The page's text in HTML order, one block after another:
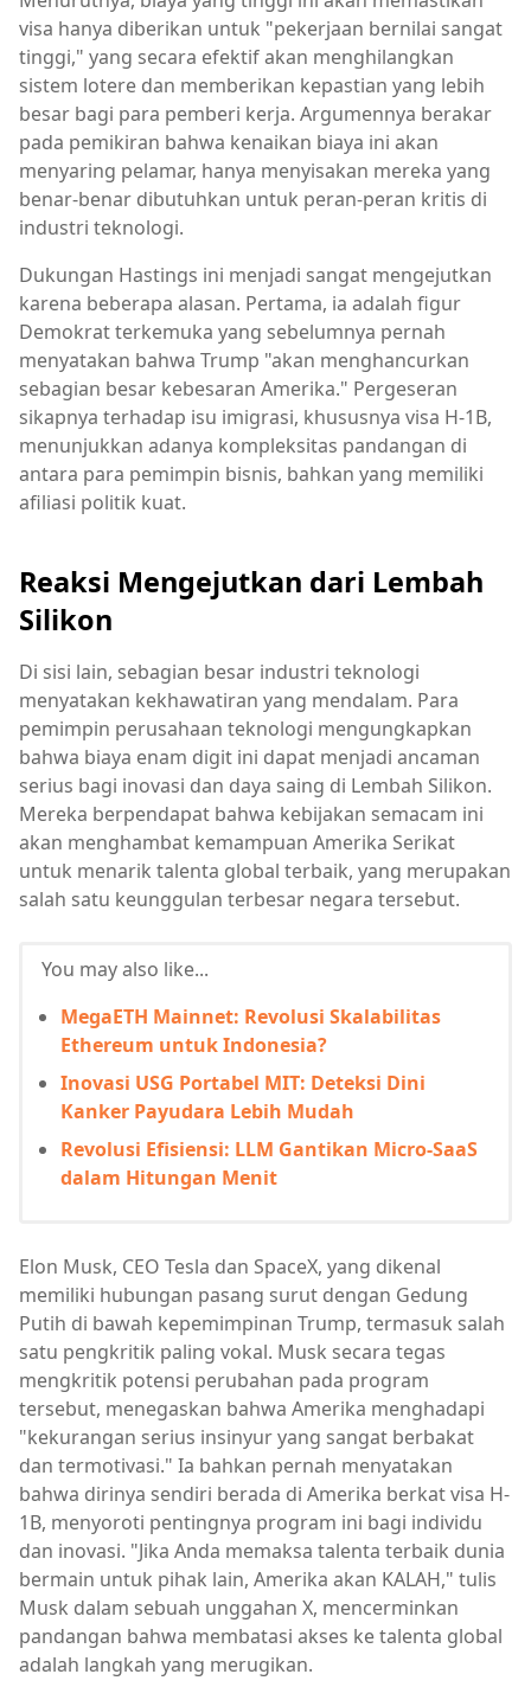
visa hanya diberikan untuk "pekerjaan bernilai sangat
tinggi," yang secara efektif akan menghilangkan
sistem lotere dan memberikan kepastian yang lebih
besar bagi para pemberi kerja. Argumennya berakar
pada pemikiran bahwa kenaikan biaya ini akan
menyaring pelamar, hanya menyisakan mereka yang
benar-benar dibutuhkan untuk peran-peran kritis di
industri teknologi.
Dukungan Hastings ini menjadi sangat mengejutkan
karena beberapa alasan. Pertama, ia adalah figur
Demokrat terkemuka yang sebelumnya pernah
menyatakan bahwa Trump "akan menghancurkan
sebagian besar kebesaran Amerika." Pergeseran
sikapnya terhadap isu imigrasi, khususnya visa H-1B,
menunjukkan adanya kompleksitas pandangan di
antara para pemimpin bisnis, bahkan yang memiliki
afiliasi politik kuat.
Reaksi Mengejutkan dari Lembah
Silikon
Di sisi lain, sebagian besar industri teknologi
menyatakan kekhawatiran yang mendalam. Para
pemimpin perusahaan teknologi mengungkapkan
bahwa biaya enam digit ini dapat menjadi ancaman
serius bagi inovasi dan daya saing di Lembah Silikon.
Mereka berpendapat bahwa kebijakan semacam ini
akan menghambat kemampuan Amerika Serikat
untuk menarik talenta global terbaik, yang merupakan
salah satu keunggulan terbesar negara tersebut.
You may also like...
MegaETH Mainnet: Revolusi Skalabilitas
Ethereum untuk Indonesia?
Inovasi USG Portabel MIT: Deteksi Dini
Kanker Payudara Lebih Mudah
Revolusi Efisiensi: LLM Gantikan Micro-SaaS
dalam Hitungan Menit
Elon Musk, CEO Tesla dan SpaceX, yang dikenal
memiliki hubungan pasang surut dengan Gedung
Putih di bawah kepemimpinan Trump, termasuk salah
satu pengkritik paling vokal. Musk secara tegas
mengkritik potensi perubahan pada program
tersebut, menegaskan bahwa Amerika menghadapi
"kekurangan serius insinyur yang sangat berbakat
dan termotivasi." Ia bahkan pernah menyatakan
bahwa dirinya sendiri berada di Amerika berkat visa H-
1B, menyoroti pentingnya program ini bagi individu
dan inovasi. "Jika Anda memaksa talenta terbaik dunia
bermain untuk pihak lain, Amerika akan KALAH," tulis
Musk dalam sebuah unggahan X, mencerminkan
pandangan bahwa membatasi akses ke talenta global
adalah langkah yang merugikan.